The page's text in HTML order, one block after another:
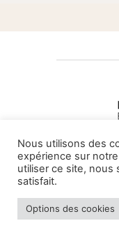
À
© L'assurance en
Nous utilisons des
expérience sur
utiliser ce site, nous
satisfait.
Options des cookies